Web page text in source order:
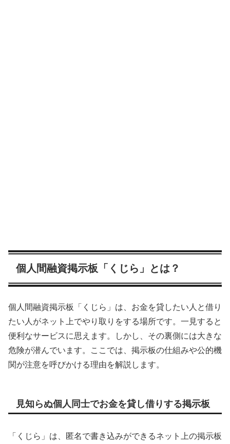
個人間融資掲示板「くじら」とは？
個人間融資掲示板「くじら」は、お金を貸したい人と借り
たい人がネット上でやり取りをする場所です。一見すると
便利なサービスに思えます。しかし、その裏側には大きな
危険が潜んでいます。ここでは、掲示板の仕組みや公的機
関が注意を呼びかける理由を解説します。
見知らぬ個人同士でお金を貸し借りする掲示板
「くじら」は、匿名で書き込みができるネット上の掲示板